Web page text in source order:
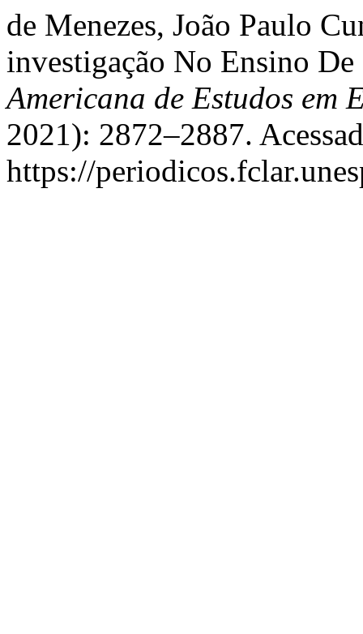
de Menezes, João Paulo
investigação No Ensino
Americana de Estudos em
2021): 2872–2887.
https://